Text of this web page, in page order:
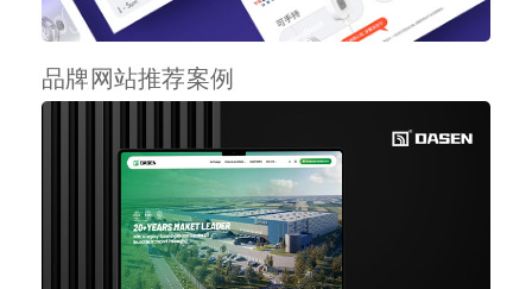
品牌网站推荐案例